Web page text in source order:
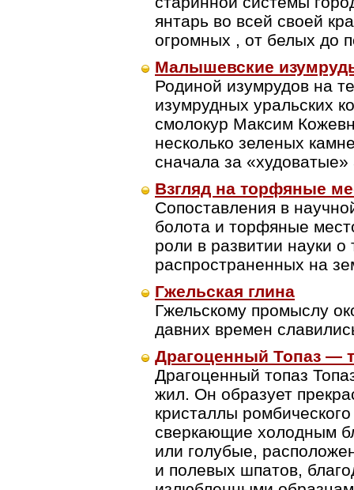
янтарь во всей своей
огромных , от белых до
Малышевские
Родиной изумрудов на
изумрудных уральских
смолокур Максим
несколько зеленых
сначала за
Взгляд на торфяные
Сопоставления в
болота и торфяные
роли в развитии науки
распространенных на
Гжельская глина
Гжельскому промыслу
давних времен
Драгоценный Топаз —
Драгоценный топаз
жил. Он образует
кристаллы
сверкающие холодным
или голубые,
и полевых шпатов,